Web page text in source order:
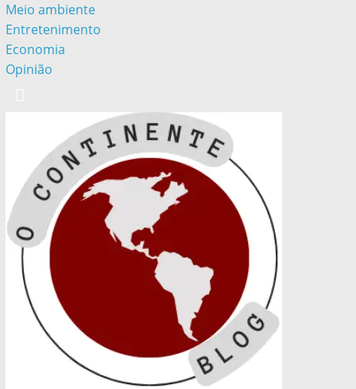
Meio ambiente
Entretenimento
Economia
Opinião